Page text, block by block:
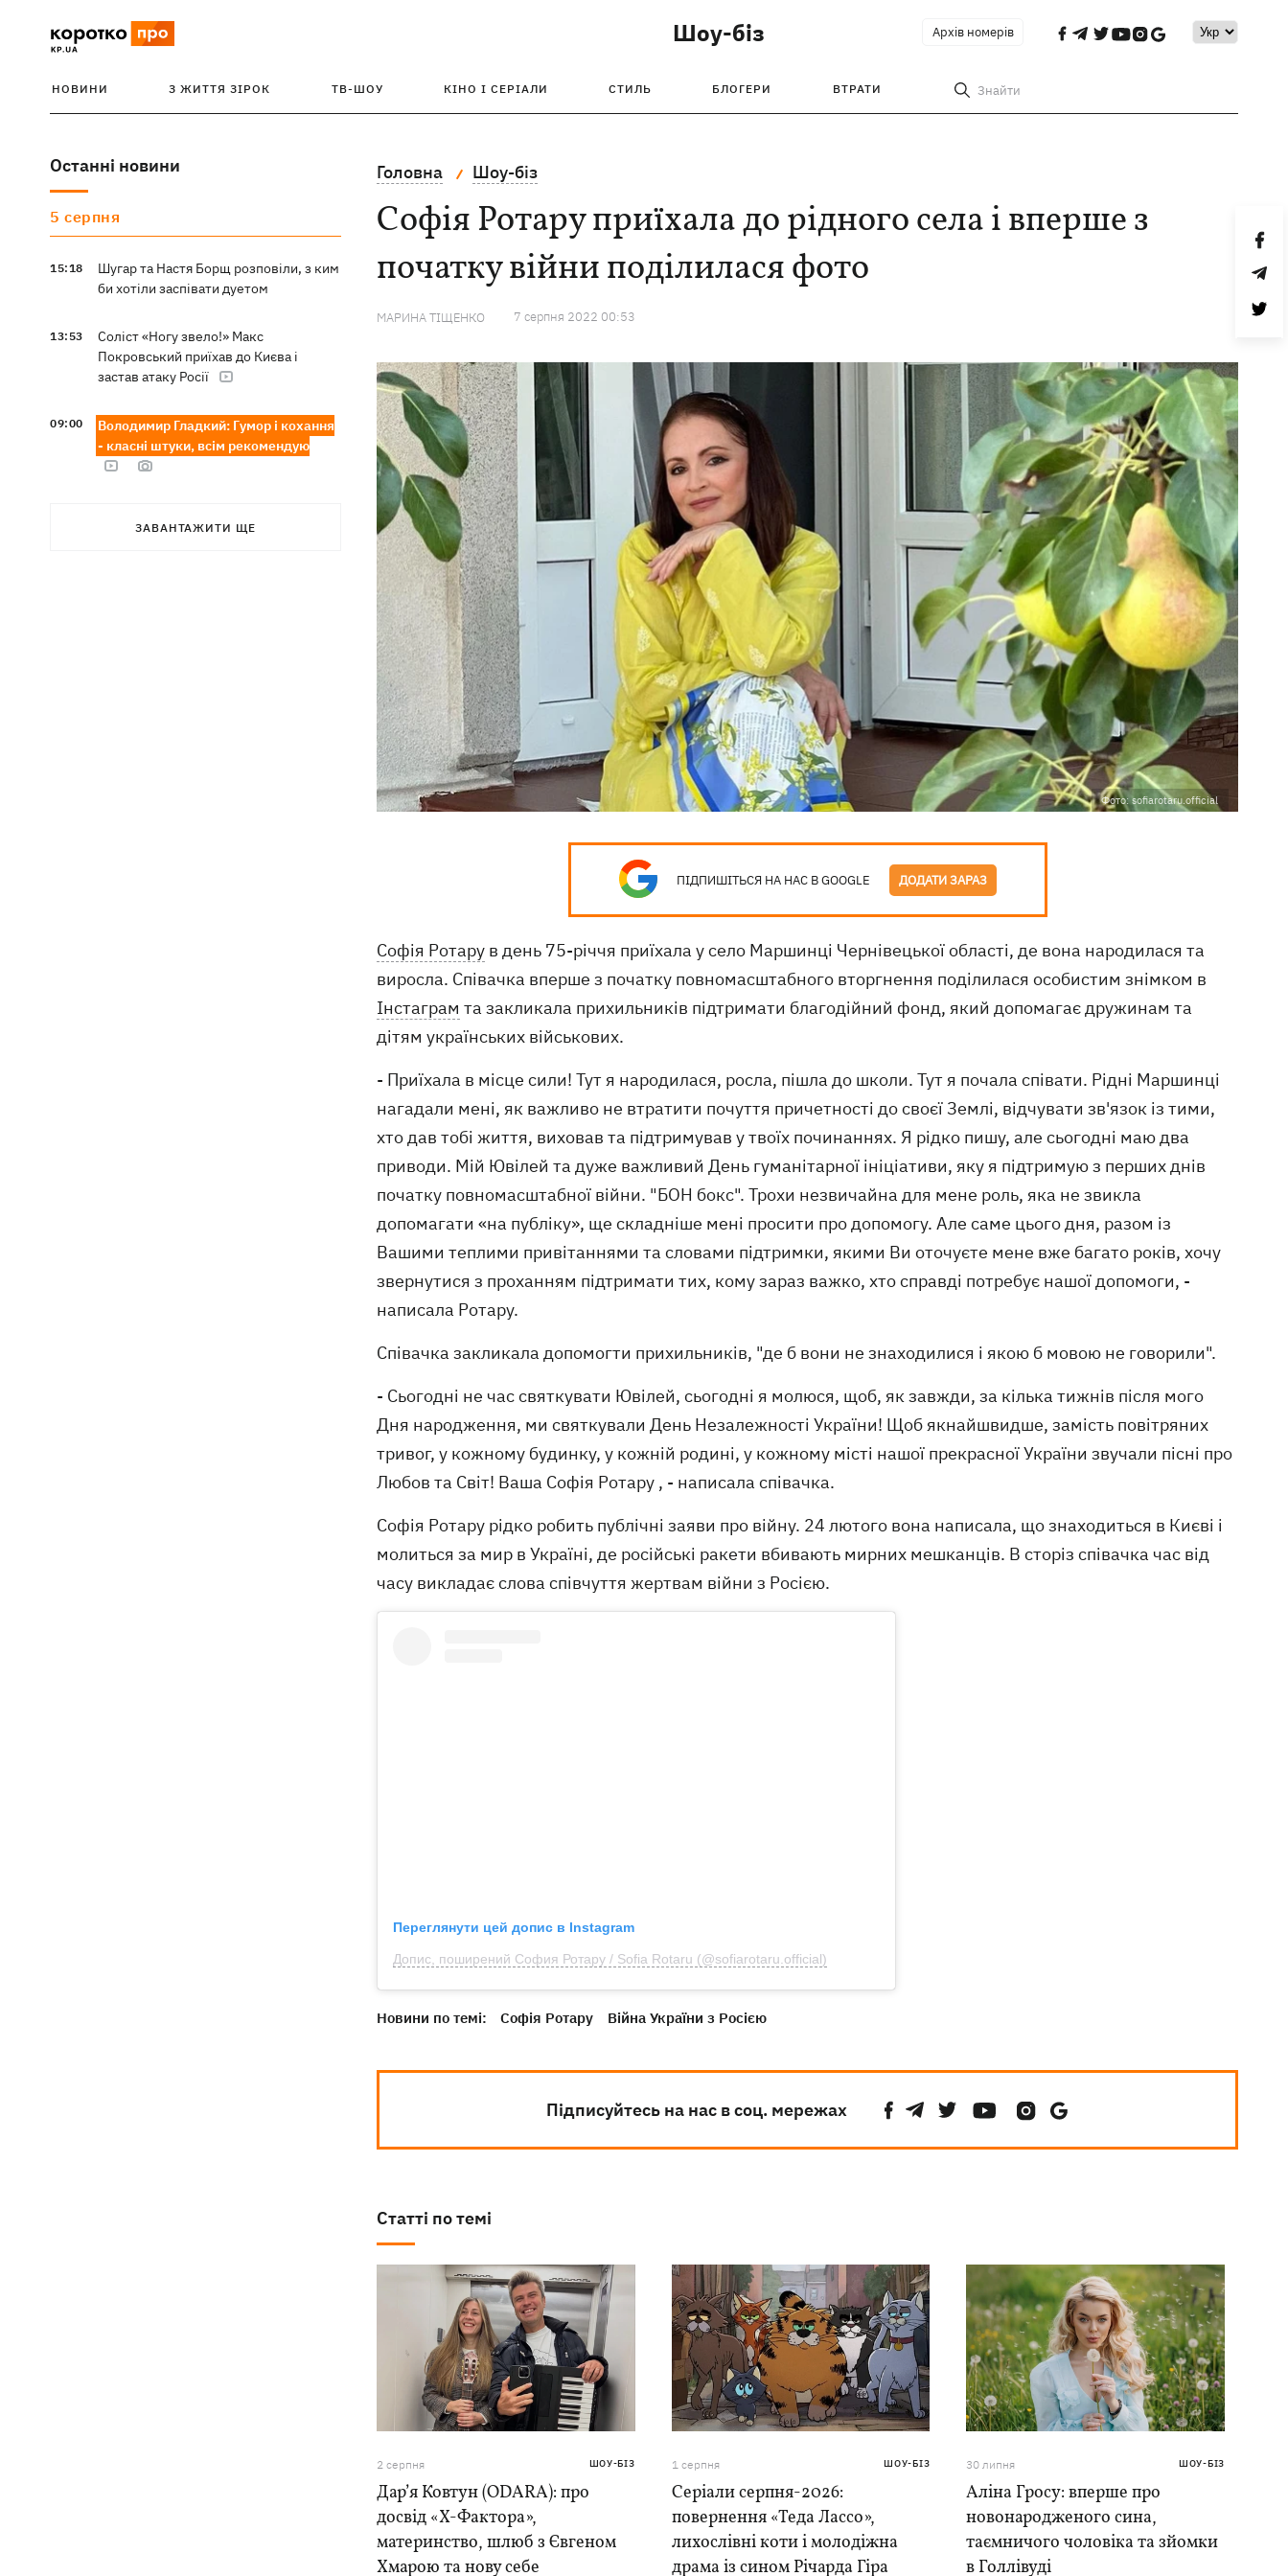
Шоу-біз Архів номерів
НОВИНИ З ЖИТТЯ ЗІРОК ТВ-ШОУ КІНО І СЕРІАЛИ СТИЛЬ БЛОГЕРИ ВТРАТИ Знайти
Останні новини
5 серпня
15:18
Шугар та Настя Борщ розповіли, з ким
би хотіли заспівати дуетом
13:53
Соліст «Ногу звело!» Макс
Покровський приїхав до Києва і
застав атаку Росії
09:00
Володимир Гладкий: Гумор і кохання
- класні штуки, всім рекомендую
ЗАВАНТАЖИТИ ЩЕ
Головна Шоу-біз
Софія Ротару приїхала до рідного села і вперше з
початку війни поділилася фото
МАРИНА ТІЩЕНКО 7 серпня 2022 00:53
Фото: sofiarotaru.official
ПІДПИШІТЬСЯ НА НАС В GOOGLE ДОДАТИ ЗАРАЗ
Софія Ротару в день 75-річчя приїхала у село Маршинці Чернівецької області, де вона народилася та
виросла. Співачка вперше з початку повномасштабного вторгнення поділилася особистим знімком в
Інстаграм та закликала прихильників підтримати благодійний фонд, який допомагає дружинам та
дітям українських військових.
- Приїхала в місце сили! Тут я народилася, росла, пішла до школи. Тут я почала співати. Рідні Маршинці
нагадали мені, як важливо не втратити почуття причетності до своєї Землі, відчувати зв'язок із тими,
хто дав тобі життя, виховав та підтримував у твоїх починаннях. Я рідко пишу, але сьогодні маю два
приводи. Мій Ювілей та дуже важливий День гуманітарної ініціативи, яку я підтримую з перших днів
початку повномасштабної війни. "БОН бокс". Трохи незвичайна для мене роль, яка не звикла
допомагати «на публіку», ще складніше мені просити про допомогу. Але саме цього дня, разом із
Вашими теплими привітаннями та словами підтримки, якими Ви оточуєте мене вже багато років, хочу
звернутися з проханням підтримати тих, кому зараз важко, хто справді потребує нашої допомоги, -
написала Ротару.
Співачка закликала допомогти прихильників, "де б вони не знаходилися і якою б мовою не говорили".
- Сьогодні не час святкувати Ювілей, сьогодні я молюся, щоб, як завжди, за кілька тижнів після мого
Дня народження, ми святкували День Незалежності України! Щоб якнайшвидше, замість повітряних
тривог, у кожному будинку, у кожній родині, у кожному місті нашої прекрасної України звучали пісні про
Любов та Світ! Ваша Софія Ротару , - написала співачка.
Софія Ротару рідко робить публічні заяви про війну. 24 лютого вона написала, що знаходиться в Києві і
молиться за мир в Україні, де російські ракети вбивають мирних мешканців. В сторіз співачка час від
часу викладає слова співчуття жертвам війни з Росією.
Переглянути цей допис в Instagram
Допис, поширений София Ротару / Sofia Rotaru (@sofiarotaru.official)
Новини по темі: Софія Ротару Війна України з Росією
Підписуйтесь на нас в соц. мережах
Статті по темі
2 серпня ШОУ-БІЗ
Дар’я Ковтун (ODARA): про
досвід «Х-Фактора»,
материнство, шлюб з Євгеном
Хмарою та нову себе
1 серпня ШОУ-БІЗ
Серіали серпня-2026:
повернення «Теда Лассо»,
лихослівні коти і молодіжна
драма із сином Річарда Гіра
30 липня ШОУ-БІЗ
Аліна Гросу: вперше про
новонародженого сина,
таємничого чоловіка та зйомки
в Голлівуді